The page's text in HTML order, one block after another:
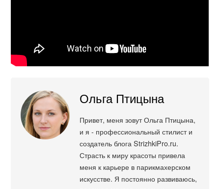
Ольга Птицына
Привет, меня зовут Ольга Птицына,
и я - профессиональный стилист и
создатель блога StrizhkiPro.ru.
Страсть к миру красоты привела
меня к карьере в парикмахерском
искусстве. Я постоянно развиваюсь,